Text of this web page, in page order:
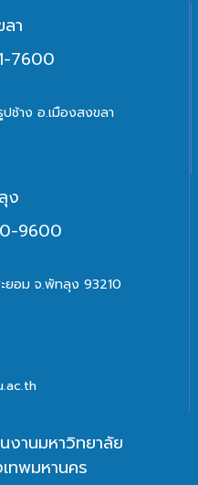
า
7600
ช้าง อ.เมืองสงขลา
ง
9600
ยอม จ.พัทลุง 93210
งานมหาวิทยาลัย
พมหานคร